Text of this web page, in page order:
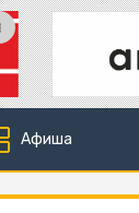
Афиша